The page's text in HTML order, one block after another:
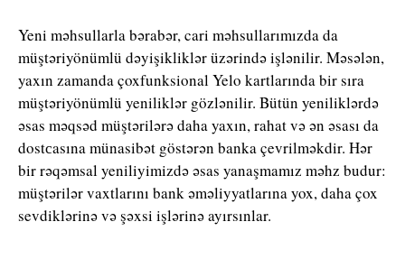
Yeni məhsullarla bərabər, cari məhsullarımızda da
müştəriyönümlü dəyişikliklər üzərində işlənilir. Məsələn,
yaxın zamanda çoxfunksional Yelo kartlarında bir sıra
müştəriyönümlü yeniliklər gözlənilir. Bütün yeniliklərdə
əsas məqsəd müştərilərə daha yaxın, rahat və ən əsası da
dostсasına münasibət göstərən banka çevrilməkdir. Hər
bir rəqəmsal yeniliyimizdə əsas yanaşmamız məhz budur:
müştərilər vaxtlarını bank əməliyyatlarına yox, daha çox
sevdiklərinə və şəxsi işlərinə ayırsınlar.